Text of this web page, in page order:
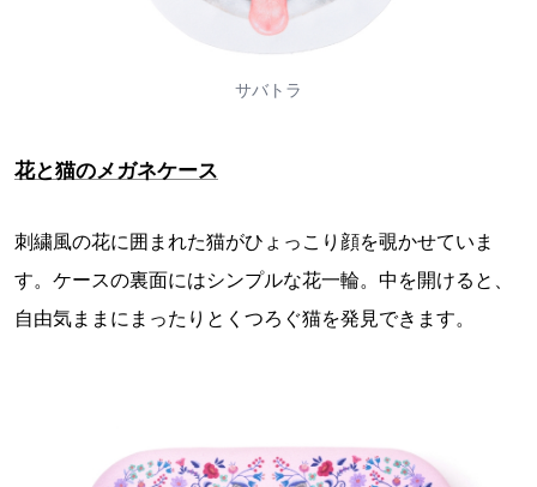
サバトラ
花と猫のメガネケース
刺繍風の花に囲まれた猫がひょっこり顔を覗かせていま
す。ケースの裏面にはシンプルな花一輪。中を開けると、
自由気ままにまったりとくつろぐ猫を発見できます。